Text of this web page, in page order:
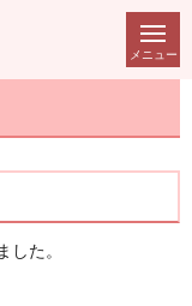
メニュー
た。